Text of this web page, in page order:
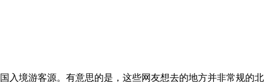
入境游客源。有意思的是，这些网友想去的地方并非常规的